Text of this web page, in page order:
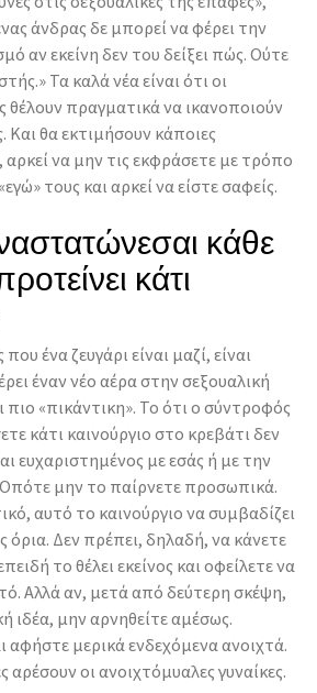
άνδρας δε μπορεί να φέρει την
αν εκείνη δεν του δείξει πώς. Ούτε
Τα καλά νέα είναι ότι οι
θέλουν πραγματικά να ικανοποιούν
Και θα εκτιμήσουν κάποιες
να μην τις εκφράσετε με τρόπο
τους και αρκεί να είστε σαφείς.
κάθε
κάτι
ένα ζευγάρι είναι μαζί, είναι
έναν νέο αέρα στην σεξουαλική
πιο «πικάντικη». Το ότι ο σύντροφός
κάτι καινούργιο στο κρεβάτι δεν
ευχαριστημένος με εσάς ή με την
μην το παίρνετε προσωπικά.
αυτό το καινούργιο να συμβαδίζει
Δεν πρέπει, δηλαδή, να κάνετε
το θέλει εκείνος και οφείλετε να
Αλλά αν, μετά από δεύτερη σκέψη,
ιδέα, μην αρνηθείτε αμέσως.
αφήστε μερικά ενδεχόμενα ανοιχτά.
αρέσουν οι ανοιχτόμυαλες γυναίκες.